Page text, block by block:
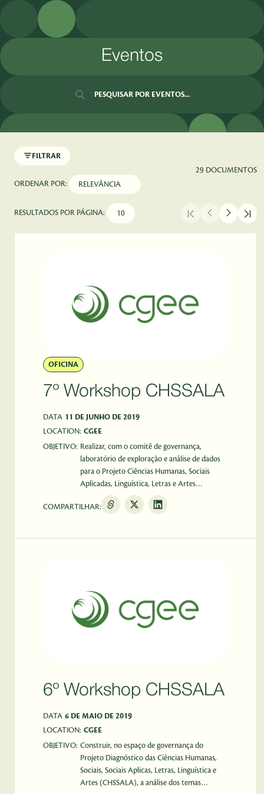
Pular para o Conteúdo principal
Eventos
FILTRAR
29 DOCUMENTOS
ORDENAR POR:
RESULTADOS POR PÁGINA:
OFICINA
7º Workshop CHSSALA
DATA 11 DE JUNHO DE 2019
LOCATION: CGEE
OBJETIVO: Realizar, com o comitê de governança,
laboratório de exploração e análise de dados
para o Projeto Ciências Humanas, Sociais
Aplicadas, Linguística, Letras e Artes
(CHSSALA).
COMPARTILHAR:
6º Workshop CHSSALA
DATA 6 DE MAIO DE 2019
LOCATION: CGEE
OBJETIVO: Construir, no espaço de governança do
Projeto Diagnóstico das Ciências Humanas,
Sociais, Sociais Aplicas, Letras, Linguística e
Artes (CHSSALA), a análise dos temas